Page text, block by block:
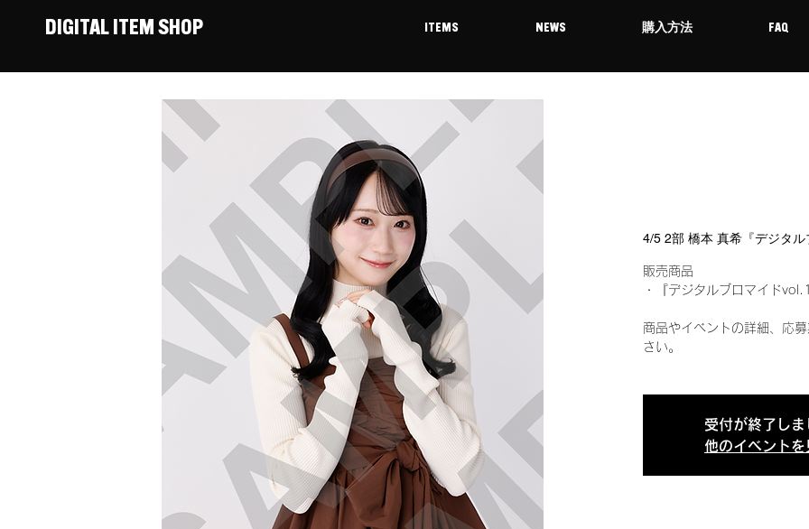
DIGITAL ITEM SHOP ITEMS NEWS 購入方法 FAQ
4/5 2部 橋本 真希『デジタ
販売商品
・『デジタルブロマイド
商品やイベントの詳細、応
さい。
受付が終了しま
他のイベントを